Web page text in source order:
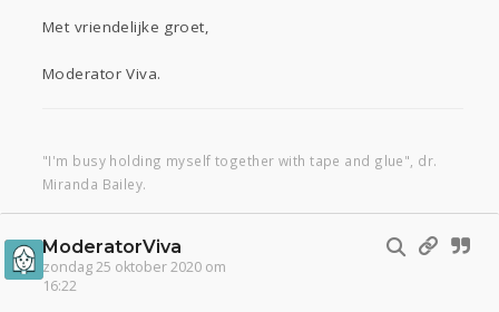
Met vriendelijke groet,
Moderator Viva.
"I'm busy holding myself together with tape and glue", dr.
Miranda Bailey.
ModeratorViva
zondag 25 oktober 2020 om
16:22